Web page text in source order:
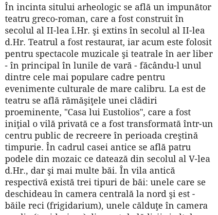
În incinta sitului arheologic se află un impunător
teatru greco-roman, care a fost construit în
secolul al II-lea î.Hr. şi extins în secolul al II-lea
d.Hr. Teatrul a fost restaurat, iar acum este folosit
pentru spectacole muzicale şi teatrale în aer liber
- în principal în lunile de vară - făcându-l unul
dintre cele mai populare cadre pentru
evenimente culturale de mare calibru. La est de
teatru se află rămăşiţele unei clădiri
proeminente, "Casa lui Eustolios", care a fost
iniţial o vilă privată ce a fost transformată într-un
centru public de recreere în perioada creştină
timpurie. În cadrul casei antice se află patru
podele din mozaic ce datează din secolul al V-lea
d.Hr., dar şi mai multe băi. În vila antică
respectivă există trei tipuri de băi: unele care se
deschideau în camera centrală la nord şi est -
băile reci (frigidarium), unele călduţe în camera